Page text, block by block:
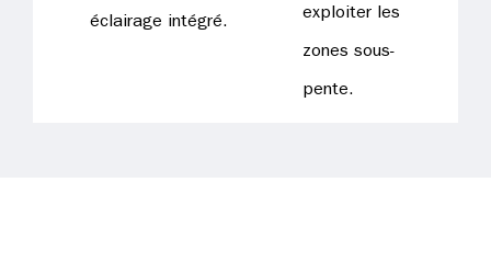
éclairage intégré.
exploiter les
zones sous-
pente.